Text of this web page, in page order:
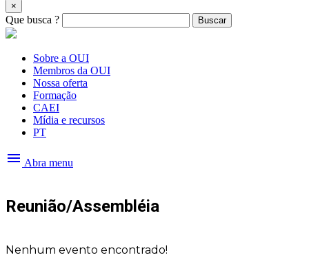
×
Que busca ? Buscar
Sobre a OUI
Membros da OUI
Nossa oferta
Formação
CAEI
Mídia e recursos
PT
menu Abra menu
Reunião/Assembléia
Nenhum evento encontrado!